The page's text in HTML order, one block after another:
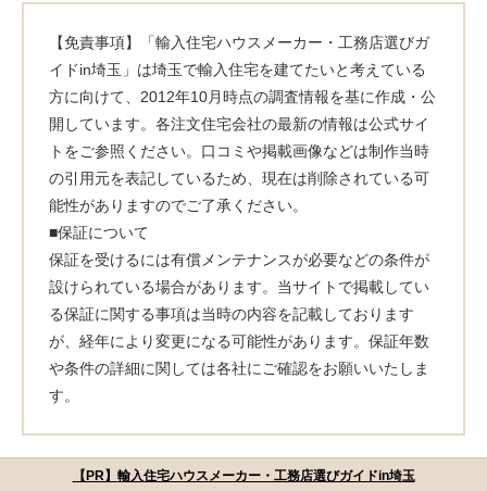
【免責事項】「輸入住宅ハウスメーカー・工務店選びガ
イドin埼玉」は埼玉で輸入住宅を建てたいと考えている
方に向けて、2012年10月時点の調査情報を基に作成・公
開しています。各注文住宅会社の最新の情報は公式サイ
トをご参照ください。口コミや掲載画像などは制作当時
の引用元を表記しているため、現在は削除されている可
能性がありますのでご了承ください。
■保証について
保証を受けるには有償メンテナンスが必要などの条件が
設けられている場合があります。当サイトで掲載してい
る保証に関する事項は当時の内容を記載しております
が、経年により変更になる可能性があります。保証年数
や条件の詳細に関しては各社にご確認をお願いいたしま
す。
輸入住宅ハウスメーカー・工務店選びガイドin埼玉